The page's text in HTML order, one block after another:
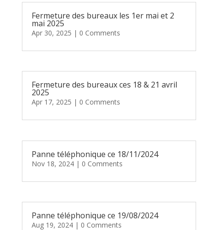
Fermeture des bureaux les 1er mai et 2
mai 2025
Apr 30, 2025 | 0 Comments
Fermeture des bureaux ces 18 & 21 avril
2025
Apr 17, 2025 | 0 Comments
Panne téléphonique ce 18/11/2024
Nov 18, 2024| 0 Comments
Panne téléphonique ce 19/08/2024
Aug 19, 2024| 0 Comments